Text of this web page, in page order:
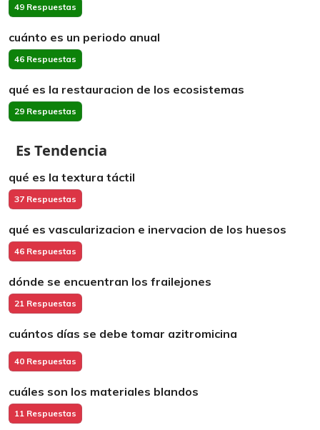
49 Respuestas
cuánto es un periodo anual
46 Respuestas
qué es la restauracion de los ecosistemas
29 Respuestas
Es Tendencia
qué es la textura táctil
37 Respuestas
qué es vascularizacion e inervacion de los huesos
46 Respuestas
dónde se encuentran los frailejones
21 Respuestas
cuántos días se debe tomar azitromicina
40 Respuestas
cuáles son los materiales blandos
11 Respuestas